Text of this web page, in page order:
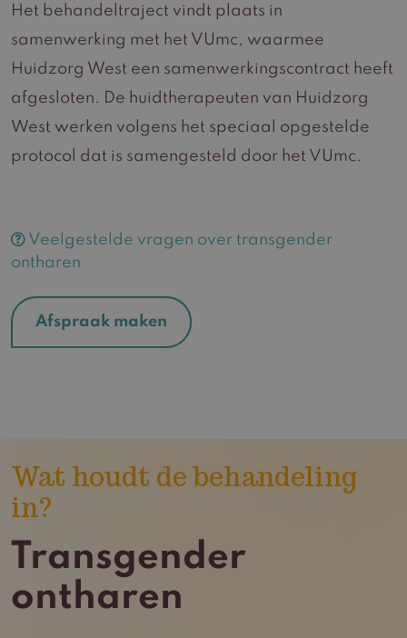
Het behandeltraject vindt plaats in
samenwerking met het VUmc, waarmee
Huidzorg West een samenwerkingscontract heeft
afgesloten. De huidtherapeuten van Huidzorg
West werken volgens het speciaal opgestelde
protocol dat is samengesteld door het VUmc.
Veelgestelde vragen over transgender
ontharen
Afspraak maken
Wat houdt de behandeling
in?
Transgender
ontharen